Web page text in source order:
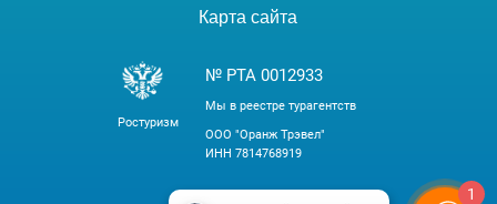
Карта сайта
ООО "Оранж Трэвел"
ИНН 7814768919
Мы в реестре турагентств
Ростуризм
№ РТА 0012933
1